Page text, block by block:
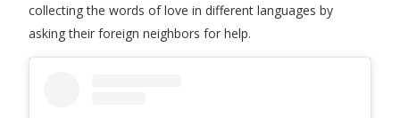
collecting the words of love in different languages by
asking their foreign neighbors for help.